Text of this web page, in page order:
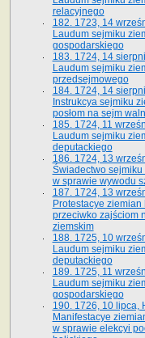
relacyjnego
182. 1723, 14
Laudum sejmiku
gospodarskiego
183. 1724, 14
Laudum sejmiku
przedsejmowego
184. 1724, 14
Instrukcya sejmiku
posłom na sejm
185. 1724, 11
Laudum sejmiku
deputackiego
186. 1724, 13
Świadectwo
w sprawie wywodu
187. 1724, 13
Protestacye ziemian
przeciwko zajściom
ziemskim
188. 1725, 10
Laudum sejmiku
deputackiego
189. 1725, 11
Laudum sejmiku
gospodarskiego
190. 1726, 10 lipca,
Manifestacye
w sprawie elekcyi